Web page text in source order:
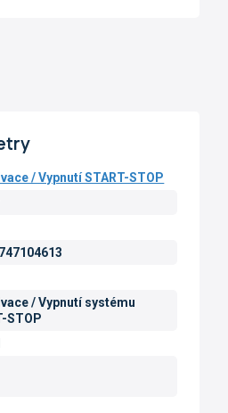
/ Vypnutí START-STOP
/ Vypnutí systému
STOP